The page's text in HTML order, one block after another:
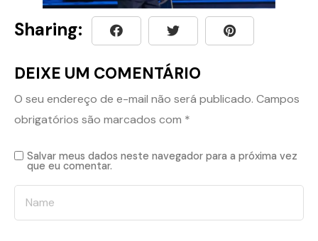
Sharing:
DEIXE UM COMENTÁRIO
O seu endereço de e-mail não será publicado. Campos
obrigatórios são marcados com *
Salvar meus dados neste navegador para a próxima vez
que eu comentar.